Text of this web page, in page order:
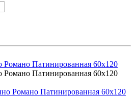
Патинированная 60x120
Патинированная 60x120